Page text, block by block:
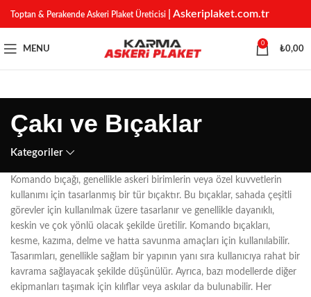
Toptan & Perakende Askeri Plaket Üreticisi | Askeriplaket.com.tr
MENU
0
₺0,00
Çakı ve Bıçaklar
Kategoriler
Komando bıçağı, genellikle askeri birimlerin veya özel kuvvetlerin
kullanımı için tasarlanmış bir tür bıçaktır. Bu bıçaklar, sahada çeşitli
görevler için kullanılmak üzere tasarlanır ve genellikle dayanıklı,
keskin ve çok yönlü olacak şekilde üretilir. Komando bıçakları,
kesme, kazıma, delme ve hatta savunma amaçları için kullanılabilir.
Tasarımları, genellikle sağlam bir yapının yanı sıra kullanıcıya rahat bir
kavrama sağlayacak şekilde düşünülür. Ayrıca, bazı modellerde diğer
ekipmanları taşımak için kılıflar veya askılar da bulunabilir. Her